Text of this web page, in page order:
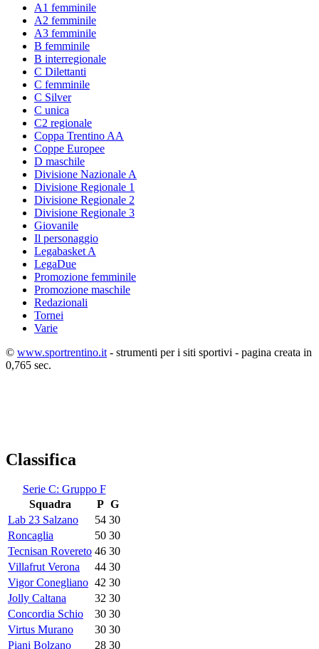
A1 femminile
A2 femminile
A3 femminile
B femminile
B interregionale
C Dilettanti
C femminile
C Silver
C unica
C2 regionale
Coppa Trentino AA
Coppe Europee
D maschile
Divisione Nazionale A
Divisione Regionale 1
Divisione Regionale 2
Divisione Regionale 3
Giovanile
Il personaggio
Legabasket A
LegaDue
Promozione femminile
Promozione maschile
Redazionali
Tornei
Varie
© www.sportrentino.it - strumenti per i siti sportivi - pagina creata in
0,765 sec.
Classifica
Serie C: Gruppo F
Squadra
P G
Lab 23 Salzano
54 30
Roncaglia
50 30
Tecnisan Rovereto 46 30
Villafrut Verona
44 30
Vigor Conegliano 42 30
Jolly Caltana
32 30
Concordia Schio
30 30
Virtus Murano
30 30
Piani Bolzano
28 30